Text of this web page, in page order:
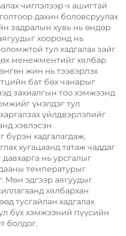
чиглэлээр ч ашигтай
дахин боловсруулах
задралын хувь нь өндөр
хооронд нь
тул хадгалах зайг
менежментийг хялбар
жин нь тээвэрлэх
бат бөх чанарыг
захиалгын тоо хэмжээнд
үнэлдэг тул
үйлдвэрлэлийг
хэвлэсэн
бүрэн хадгалагдаж,
хугацаанд татаж чаддаг
нь урсгалыг
температурыг
Мөн эдгээр аягуудыг
хялбархан
тусгайлан хадгалах
бүх хэмжээний пүүсийн
болдог.